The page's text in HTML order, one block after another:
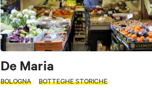
De Maria
BOLOGNA BOTTEGHE STORICHE